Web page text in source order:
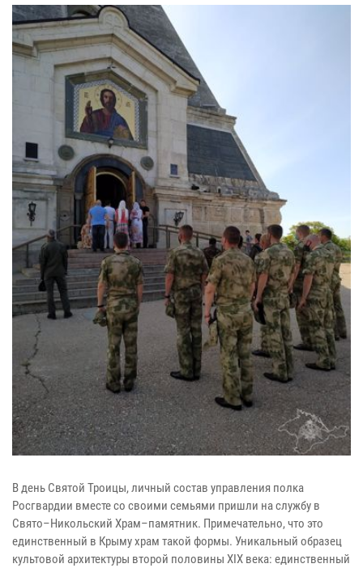
В день Святой Троицы, личный состав управления полка
Росгвардии вместе со своими семьями пришли на службу в
Свято–Никольский Храм–памятник. Примечательно, что это
единственный в Крыму храм такой формы. Уникальный образец
культовой архитектуры второй половины XIX века: единственный